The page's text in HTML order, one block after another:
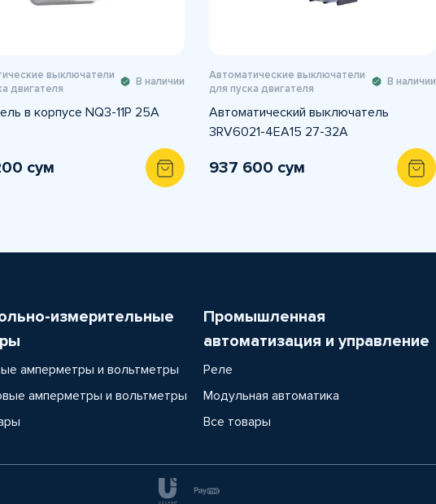
выключатели
двигателя
В наличии
в корпусе NQ3-11P 25A
сум
Автоматические выключатели
для пуска двигателя
В наличии
Автоматический выключатель
3RV6021-4EA15 27-32A
937 600 сум
измерительные
амперметры и вольтметры
амперметры и вольтметры
Промышленная
автоматизация и управление
Реле
Модульная автоматика
Все товары